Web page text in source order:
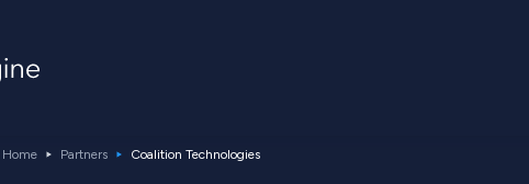
Home Partners Coalition Technologies